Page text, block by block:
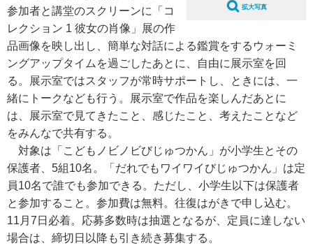
拡大写真
参加者と講堂のスクリーンに「コ
レクション 1 彼女の肖像」展の作
品画像を映し出し、簡単な対話による鑑賞をするウォーミ
ングアップタイムを過ごしたあとに、自由に展示室を回
る。展示室ではスタッフが常時サポートし、ときには、一
緒にトークなども行う。展示室で作品を楽しんだあとに
は、展示室で見てきたこと、感じたこと、考えたことなど
をみんなで共有する。
対象は「こどもノビノビびじゅつかん」が小学生とその
保護者、5組10名。「だれでもワイワイびじゅつかん」は定
員10名で誰でも参加できる。ただし、小学生以下は保護者
と参加すること。参加費は無料。往復はがきで申し込む。
11月7日必着。応募多数時は抽選となるが、定員に達しない
場合は、締切日以降も引き続き募集する。